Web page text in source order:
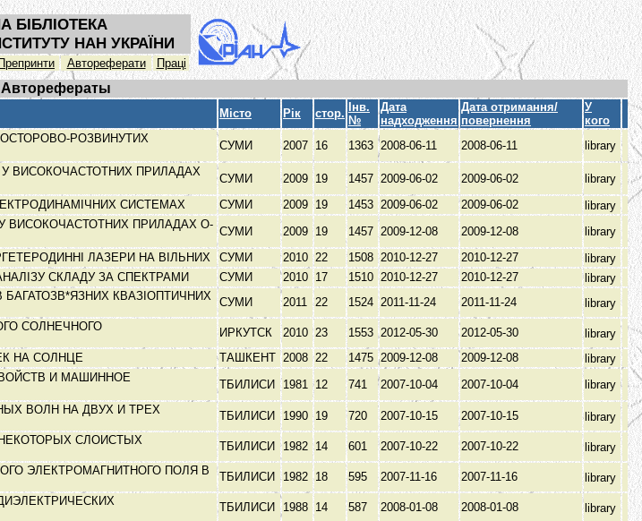
БІБЛІОТЕКА
НАН УКРАЇНИ
Препринти Автореферати Праці
Авторефераты
Місто Рік стор.
Інв.
№
Дата
надходження
Дата отримання/
повернення
У
кого
РОЗВИНУТИХ
СУМИ 2007 16 1363 2008-06-11 2008-06-11 library
У ВИСОКОЧАСТОТНИХ ПРИЛАДАХ
СУМИ 2009 19 1457 2009-06-02 2009-06-02
library
СИСТЕМАХ СУМИ 2009 19 1453 2009-06-02 2009-06-02
library
ВИСОКОЧАСТОТНИХ ПРИЛАДАХ О-
СУМИ 2009 19 1457 2009-12-08 2009-12-08
library
ЛАЗЕРИ НА ВІЛЬНИХ СУМИ 2010 22 1508 2010-12-27 2010-12-27
library
СКЛАДУ ЗА СПЕКТРАМИ СУМИ 2010 17 1510 2010-12-27 2010-12-27
library
КВАЗІОПТИЧНИХ СУМИ 2011 22 1524 2011-11-24 2011-11-24 library
СОЛНЕЧНОГО
ИРКУТСК 2010 23 1553 2012-05-30 2012-05-30
library
НА СОЛНЦЕ ТАШКЕНТ 2008 22 1475 2009-12-08 2009-12-08
library
И МАШИННОЕ
ТБИЛИСИ 1981 12 741 2007-10-04 2007-10-04 library
ВОЛН НА ДВУХ И ТРЕХ
ТБИЛИСИ 1990 19 720 2007-10-15 2007-10-15 library
СЛОИСТЫХ
ТБИЛИСИ 1982 14 601 2007-10-22 2007-10-22 library
ЭЛЕКТРОМАГНИТНОГО ПОЛЯ В
ТБИЛИСИ 1982 18 595 2007-11-16 2007-11-16 library
ТБИЛИСИ 1988 14 587 2008-01-08 2008-01-08 library